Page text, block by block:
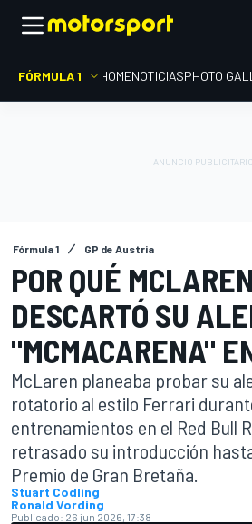
FÓRMULA 1 HOMENOTICIASPHOTO
Fórmula 1 GP de Austria
POR QUÉ MCLAREN
DESCARTÓ SU
"MCMACARENA"
McLaren planeaba probar su
rotatorio al estilo Ferrari
entrenamientos en el Red Bull
retrasado su introducción
Premio de Gran Bretaña.
Stuart Codling
Ronald Vording
Publicado: 26 jun 2026, 17:38